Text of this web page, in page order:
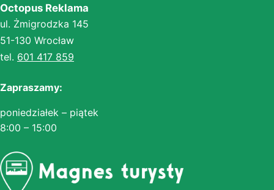
Octopus Reklama
ul. Żmigrodzka 145
51-130 Wrocław
tel. 601 417 859
Zapraszamy:
poniedziałek – piątek
8:00 – 15:00